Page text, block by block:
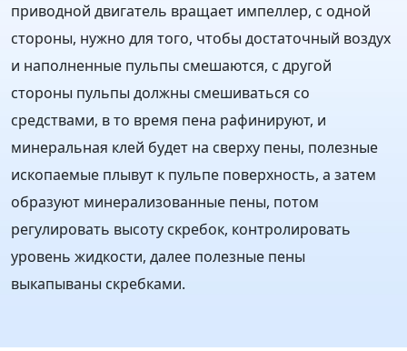
приводной двигатель вращает импеллер, с одной
стороны, нужно для того, чтобы достаточный воздух
и наполненные пульпы смешаются, с другой
стороны пульпы должны смешиваться со
средствами, в то время пена рафинируют, и
минеральная клей будет на сверху пены, полезные
ископаемые плывут к пульпе поверхность, а затем
образуют минерализованные пены, потом
регулировать высоту скребок, контролировать
уровень жидкости, далее полезные пены
выкапываны скребками.